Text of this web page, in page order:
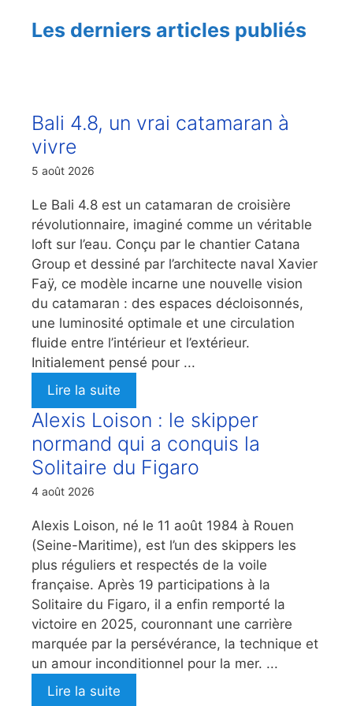
Les derniers articles publiés
Bali 4.8, un vrai catamaran à
vivre
5 août 2026
Le Bali 4.8 est un catamaran de croisière
révolutionnaire, imaginé comme un véritable
loft sur l’eau. Conçu par le chantier Catana
Group et dessiné par l’architecte naval Xavier
Faÿ, ce modèle incarne une nouvelle vision
du catamaran : des espaces décloisonnés,
une luminosité optimale et une circulation
fluide entre l’intérieur et l’extérieur.
Initialement pensé pour ...
Lire la suite
Alexis Loison : le skipper
normand qui a conquis la
Solitaire du Figaro
4 août 2026
Alexis Loison, né le 11 août 1984 à Rouen
(Seine-Maritime), est l’un des skippers les
plus réguliers et respectés de la voile
française. Après 19 participations à la
Solitaire du Figaro, il a enfin remporté la
victoire en 2025, couronnant une carrière
marquée par la persévérance, la technique et
un amour inconditionnel pour la mer. ...
Lire la suite